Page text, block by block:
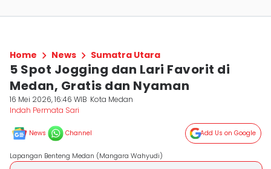
Home News Sumatra Utara
5 Spot Jogging dan Lari Favorit di
Medan, Gratis dan Nyaman
16 Mei 2026, 16:46 WIB Kota Medan
Indah Permata Sari
News Channel Add Us on Google
Lapangan Benteng Medan (Mangara Wahyudi)